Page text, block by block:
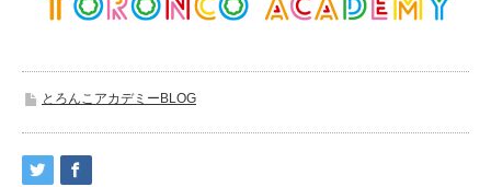
とろんこアカデミーBLOG